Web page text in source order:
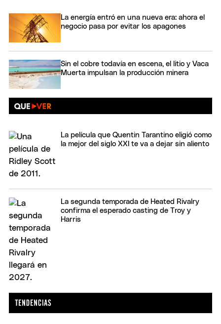
La energía entró en una nueva era: ahora el
negocio pasa por evitar los apagones
Sin el cobre todavía en escena, el litio y Vaca
Muerta impulsan la producción minera
La película que Quentin Tarantino eligió como
la mejor del siglo XXI te va a dejar sin aliento
La segunda temporada de Heated Rivalry
confirma el esperado casting de Troy y
Harris